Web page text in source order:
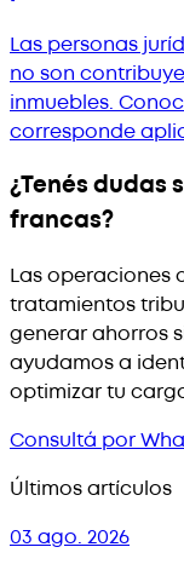
Las personas
no son
inmuebles.
corresponde
¿Tenés dudas
francas?
Las operaciones
tratamientos
generar ahorros
ayudamos a
optimizar tu
Consultá por
Últimos artículos
03 ago. 2026